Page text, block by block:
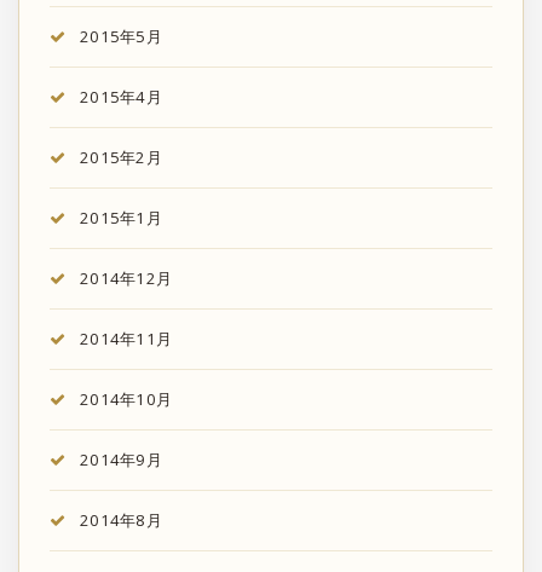
2015年5月
2015年4月
2015年2月
2015年1月
2014年12月
2014年11月
2014年10月
2014年9月
2014年8月